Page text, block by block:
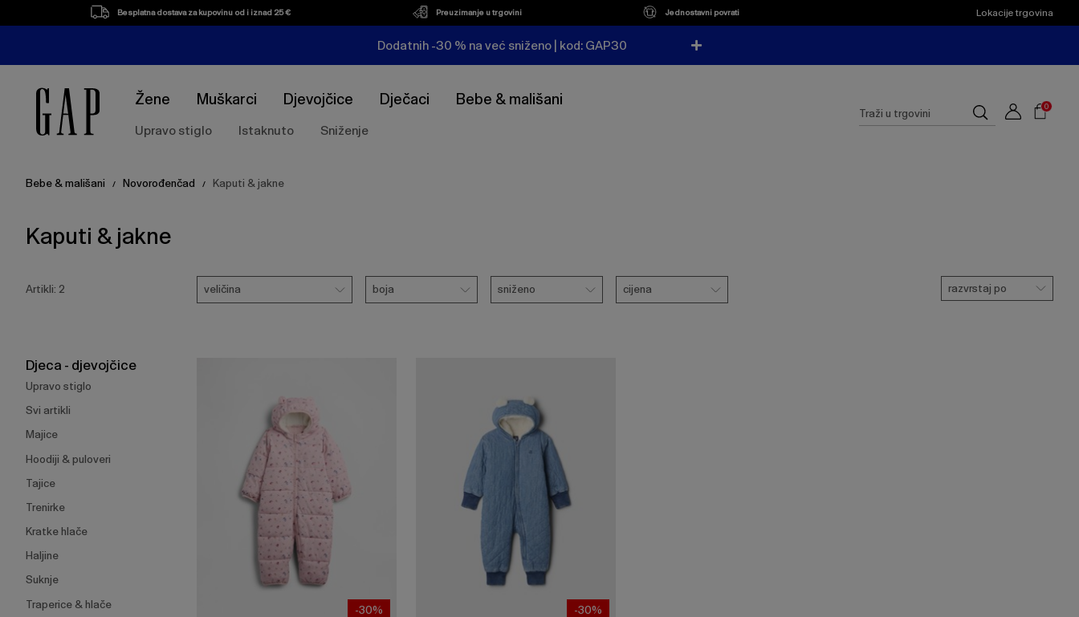
Besplatna dostava za kupovinu od i iznad 25 € Preuzimanje u trgovini Jednostavni povrati Lokacije trgovina
Dodatnih -30 % na već sniženo | kod: GAP30
Žene Muškarci Djevojčice Dječaci Bebe & mališani
Upravo stiglo Istaknuto Sniženje
Suggested
site
content
Traži
u
0
Bebe & mališani / Novorođenčad / Kaputi & jakne
Kaputi & jakne
tipku
širenje
izbornika.
Artikli: 2
Veličina
veličina
Boja
boja
Sniženo
sniženo
Cijena
cijena razvrstaj po
Djeca - djevojčice
Upravo stiglo
Svi artikli
Majice
Hoodiji & puloveri
Tajice
Trenirke
Kratke hlače
Haljine
Suknje
Traperice & hlače
Popis
proizvoda
-30% -30%